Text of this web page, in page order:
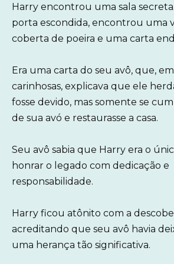
Harry encontrou uma sala
porta escondida, encontrou uma
coberta de poeira e uma carta
Era uma carta do seu avô, que,
carinhosas, explicava que ele
fosse devido, mas somente se
de sua avó e restaurasse a casa.
Seu avô sabia que Harry era o
honrar o legado com dedicação e
responsabilidade.
Harry ficou atônito com a
acreditando que seu avô havia
uma herança tão significativa.